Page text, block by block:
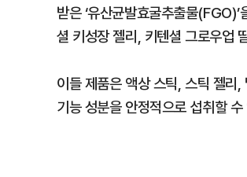
받은 ‘유산균발효굴추출물
셜 키성장 젤리, 키텐셜 그로우업
이들 제품은 액상 스틱, 스틱 젤
기능 성분을 안정적으로 섭취할